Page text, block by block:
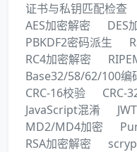
证书与私钥匹配检查
AES加密解密
DES
PBKDF2密码派生
RC4加密解密
Base32/58/62/100编
CRC-16校验
CRC-
JavaScript混淆
MD2/MD4加密
RSA加密解密